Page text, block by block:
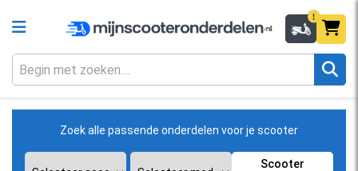
Zoek alle passende onderdelen voor je scooter
Scooter